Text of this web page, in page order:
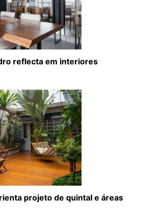
reflecta em interiores
projeto de quintal e áreas